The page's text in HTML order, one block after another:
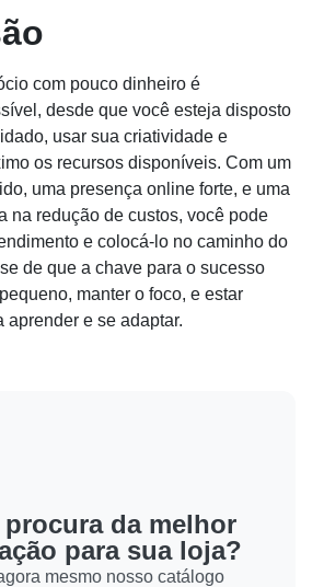
com pouco dinheiro é
desde que você esteja disposto
usar sua criatividade e
os recursos disponíveis. Com um
uma presença online forte, e uma
na redução de custos, você pode
e colocá-lo no caminho do
de que a chave para o sucesso
manter o foco, e estar
aprender e se adaptar.
procura da melhor
para sua loja?
mesmo nosso catálogo